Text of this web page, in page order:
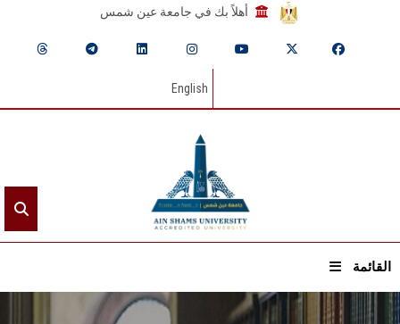
أهلاً بك في جامعة عين شمس
English
القائمة